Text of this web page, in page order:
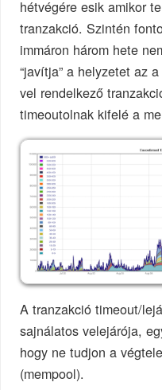
hétvégére esik amikor
tranzakció. Szintén
immáron három hete
“javítja” a helyzetet az
vel rendelkező
timeoutolnak kifelé a
A tranzakció timeout/
sajnálatos velejárója,
hogy ne tudjon a
(mempool).